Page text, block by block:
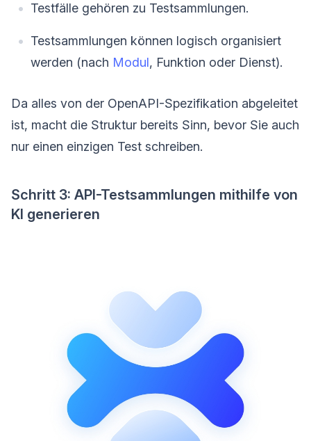
Testfälle gehören zu Testsammlungen.
Testsammlungen können logisch organisiert
werden (nach Modul, Funktion oder Dienst).
Da alles von der OpenAPI-Spezifikation abgeleitet
ist, macht die Struktur bereits Sinn, bevor Sie auch
nur einen einzigen Test schreiben.
Schritt 3: API-Testsammlungen mithilfe von
KI generieren